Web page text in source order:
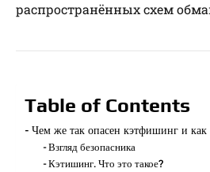
распространённых схем
Table of Contents
Чем же так опасен кэтфишинг и как
Взгляд безопасника
Кэтишинг. Что это такое?